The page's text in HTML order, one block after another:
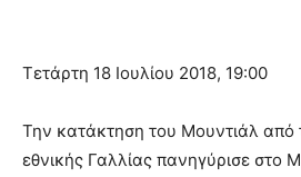
Τετάρτη 18 Ιουλίου 2018, 19:00
Την κατάκτηση του Μουντιάλ από
εθνικής Γαλλίας πανηγύρισε στο